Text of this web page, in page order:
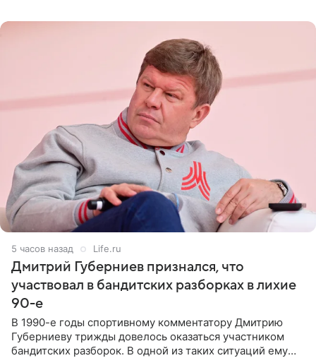
5 часов назад Life.ru
Дмитрий Губерниев признался, что
участвовал в бандитских разборках в лихие
90-е
В 1990-е годы спортивному комментатору Дмитрию
Губерниеву трижды довелось оказаться участником
бандитских разборок. В одной из таких ситуаций ему